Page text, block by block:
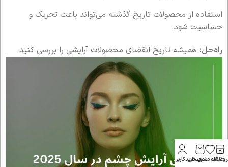
استفاده از محصولات تاریخ گذشته می‌تواند باعث تحریک و
حساسیت شود.
راه‌حل: همیشه تاریخ انقضای محصولات آرایشی را بررسی کنید.
علاقه مندیسبد خرید
حساب کاربری من